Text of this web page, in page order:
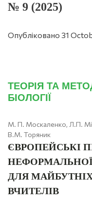
№ 9 (2025)
Опубліковано 31
ТЕОРІЯ ТА
БІОЛОГІЇ
М. П. Москаленко, Л.П.
В.М. Торяник
ЄВРОПЕЙСЬКІ
НЕФОРМАЛЬНОЇ
ДЛЯ
ВЧИТЕЛІВ